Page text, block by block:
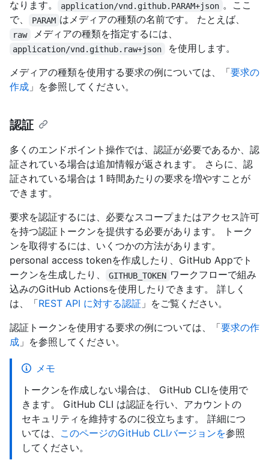
なります。 application/vnd.github.PARAM+json 。ここ
で、
PARAM はメディアの種類の名前です。 たとえば、
raw メディアの種類を指定するには、
application/vnd.github.raw+json
を使用します。
メディアの種類を使用する要求の例については、「要求の
作成 」を参照してください。
認証
多くのエンドポイント操作では、認証が必要であるか、認
証されている場合は追加情報が返されます。 さらに、認
証されている場合は 1 時間あたりの要求を増やすことが
できます。
要求を認証するには、必要なスコープまたはアクセス許可
を持つ認証トークンを提供する必要があります。 トーク
ンを取得するには、いくつかの方法があります。
personal access tokenを作成したり、GitHub Appでト
ークンを生成したり、
GITHUB_TOKEN ワークフローで組み
込みのGitHub Actionsを使用したりできます。 詳しく
は、「REST API に対する認証 」をご覧ください。
認証トークンを使用する要求の例については、「要求の作
成 」を参照してください。
メモ
トークンを作成しない場合は、 GitHub CLIを使用で
きます。 GitHub CLI は認証を行い、アカウントの
セキュリティを維持するのに役立ちます。 詳細につ
いては、 このページのGitHub CLIバージョンを参照
してください。